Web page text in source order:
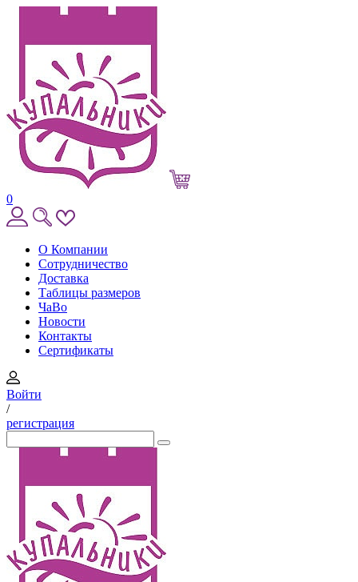
0
О Компании
Сотрудничество
Доставка
Таблицы размеров
ЧаВо
Новости
Контакты
Сертификаты
Войти
/
регистрация